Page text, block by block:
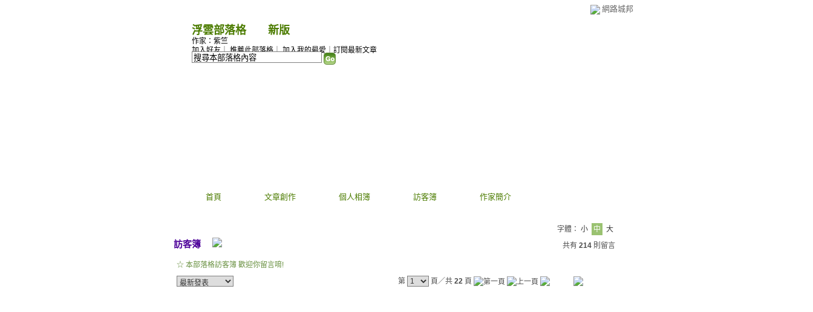
網路城邦
浮雲部落格（ 新版
首頁 文章創作 個人相簿 訪客簿 作家簡介
加入好友｜推薦此部落格｜加入我的最愛 訂閱最新文章
作家：紫竺
字體： 小 中 大
訪客簿 共有 214 則留言
☆ 本部落格訪客簿 歡迎你留言唷!
第
頁／共 22 頁